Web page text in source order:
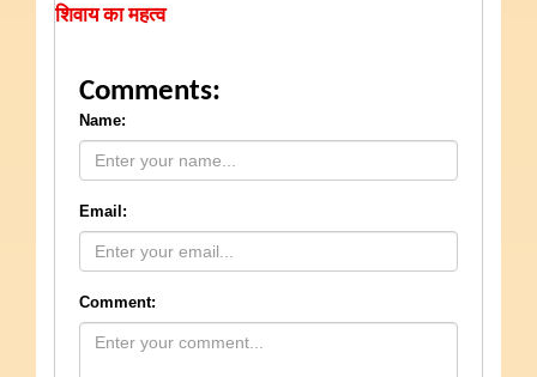
शिवाय का महत्व
Comments:
Name:
Email:
Comment: